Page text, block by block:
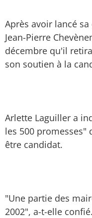
Après avoir lancé
Jean-Pierre
décembre qu'il
son soutien à la
Arlette Laguiller a
les 500 promesses"
être candidat.
"Une partie des
2002", a-t-elle confié.